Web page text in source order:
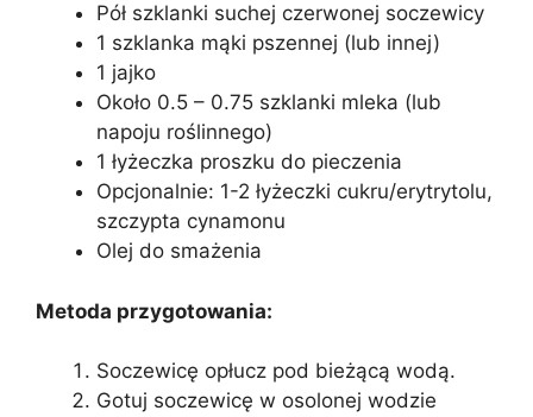
Pół szklanki suchej czerwonej soczewicy
1 szklanka mąki pszennej (lub innej)
1 jajko
Około 0.5 – 0.75 szklanki mleka (lub
napoju roślinnego)
1 łyżeczka proszku do pieczenia
Opcjonalnie: 1-2 łyżeczki cukru/erytrytolu,
szczypta cynamonu
Olej do smażenia
Metoda przygotowania:
Soczewicę opłucz pod bieżącą wodą.
Gotuj soczewicę w osolonej wodzie